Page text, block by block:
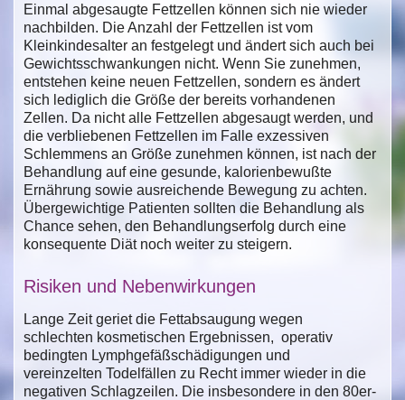
Einmal abgesaugte Fettzellen können sich nie wieder
nachbilden. Die Anzahl der Fettzellen ist vom
Kleinkindesalter an festgelegt und ändert sich auch bei
Gewichtsschwankungen nicht. Wenn Sie zunehmen,
entstehen keine neuen Fettzellen, sondern es ändert
sich lediglich die Größe der bereits vorhandenen
Zellen. Da nicht alle Fettzellen abgesaugt werden, und
die verbliebenen Fettzellen im Falle exzessiven
Schlemmens an Größe zunehmen können, ist nach der
Behandlung auf eine gesunde, kalorienbewußte
Ernährung sowie ausreichende Bewegung zu achten.
Übergewichtige Patienten sollten die Behandlung als
Chance sehen, den Behandlungserfolg durch eine
konsequente Diät noch weiter zu steigern.
Risiken und Nebenwirkungen
Lange Zeit geriet die Fettabsaugung wegen
schlechten kosmetischen Ergebnissen, operativ
bedingten Lymphgefäßschädigungen und
vereinzelten Todelfällen zu Recht immer wieder in die
negativen Schlagzeilen. Die insbesondere in den 80er-